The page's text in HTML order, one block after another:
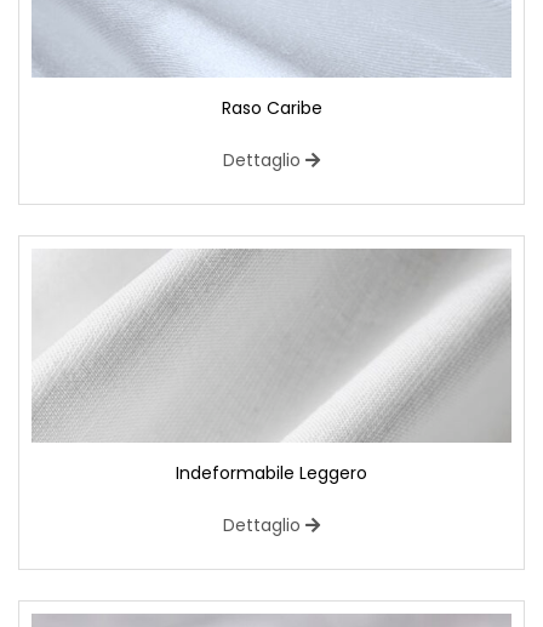
Raso Caribe
Dettaglio
Indeformabile Leggero
Dettaglio